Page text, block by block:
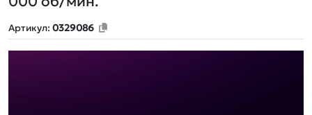
Артикул: 0329086